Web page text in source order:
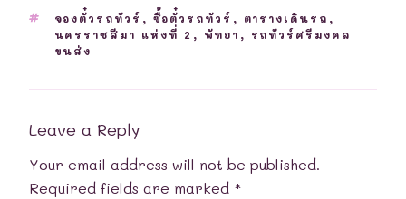
TAGS
จองตั๋วรถทัวร์ , ซื้อตั๋วรถทัวร์ , ตารางเดินรถ ,
นครราชสีมา แห่งที่ 2 , พัทยา , รถทัวร์ศรีมงคล
ขนส่ง
Leave a Reply
Your email address will not be published.
Required fields are marked *